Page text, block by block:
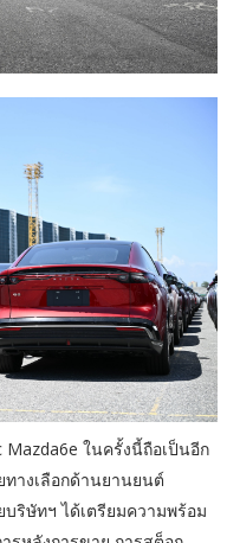
Mazda6e ในครั้งนี้ถือเป็นอีก
างเลือกด้านยานยนต์
ริษัทฯ ได้เตรียมความพร้อม